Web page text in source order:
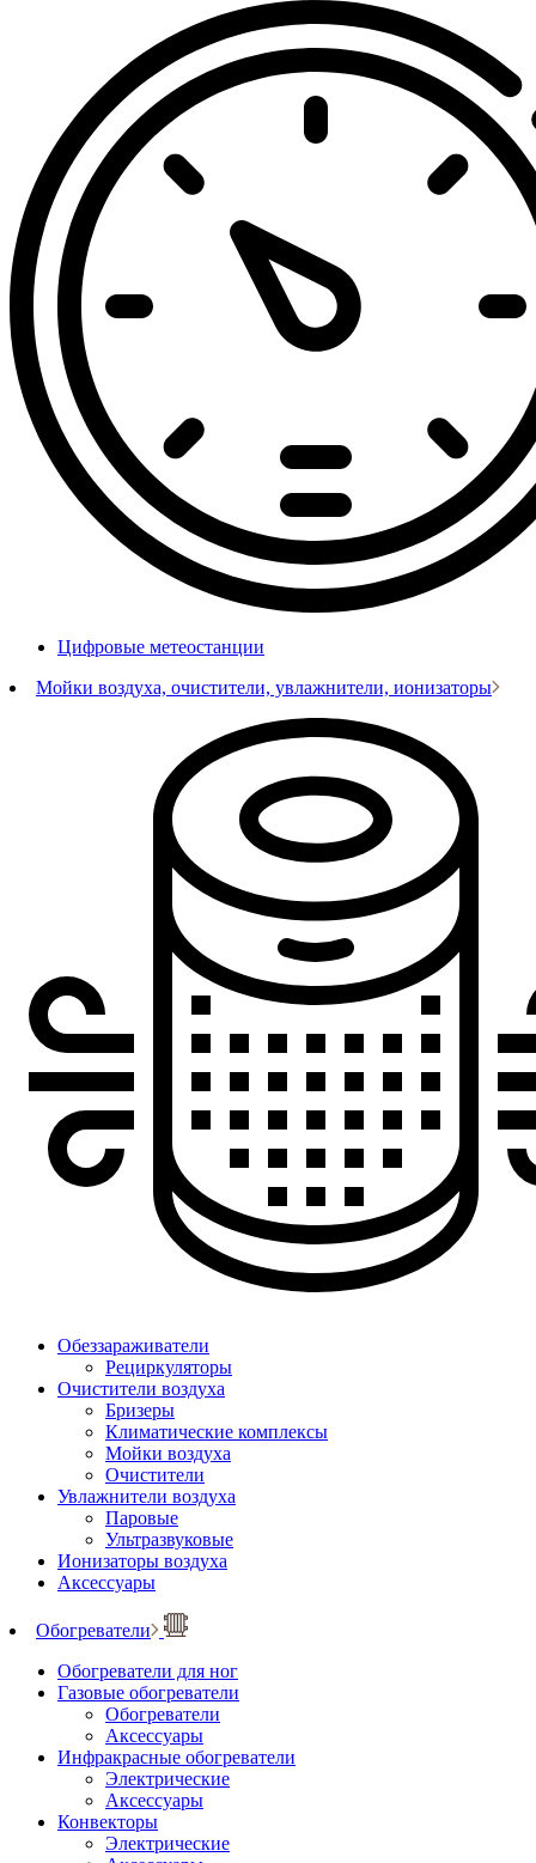
Цифровые метеостанции
Мойки воздуха, очистители, увлажнители, ионизаторы
Обеззараживатели
Рециркуляторы
Очистители воздуха
Бризеры
Климатические комплексы
Мойки воздуха
Очистители
Увлажнители воздуха
Паровые
Ультразвуковые
Ионизаторы воздуха
Аксессуары
Обогреватели
Обогреватели для ног
Газовые обогреватели
Обогреватели
Аксессуары
Инфракрасные обогреватели
Электрические
Аксессуары
Конвекторы
Электрические